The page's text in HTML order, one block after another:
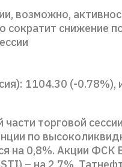
возможно,
сократит снижение
1104.30 (-
торговой
по
на 0,8%. Акции ФСК